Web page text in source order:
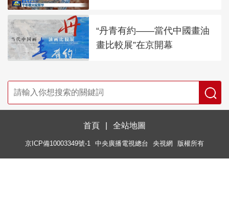
“丹青有約——當代中國畫油
畫比較展”在京開幕
首頁 全站地圖
京ICP備10003349號-1 中央廣播電視總台 央視網 版權所有